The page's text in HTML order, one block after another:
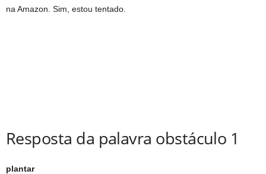
na Amazon. Sim, estou tentado.
Resposta da palavra obstáculo 1
plantar